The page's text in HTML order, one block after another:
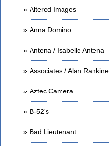
Altered Images
Anna Domino
Antena / Isabelle Antena
Associates / Alan Rankine
Aztec Camera
B-52's
Bad Lieutenant